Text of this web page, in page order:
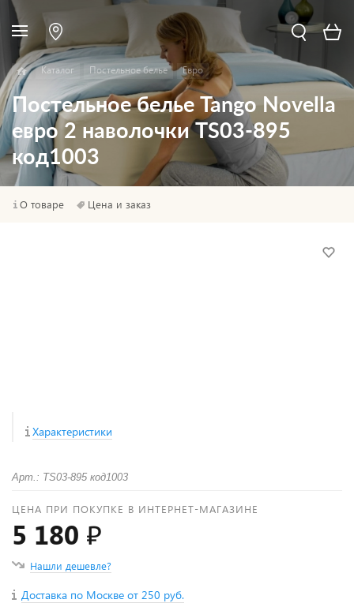
Каталог Постельное белье Евро
Постельное белье Tango Novella
евро 2 наволочки TS03-895
код1003
О товаре Цена и заказ
Характеристики
Арт.: TS03-895 код1003
ЦЕНА ПРИ ПОКУПКЕ В ИНТЕРНЕТ-МАГАЗИНЕ
5 180 ₽
Нашли дешевле?
Доставка по Москве от 250 руб.